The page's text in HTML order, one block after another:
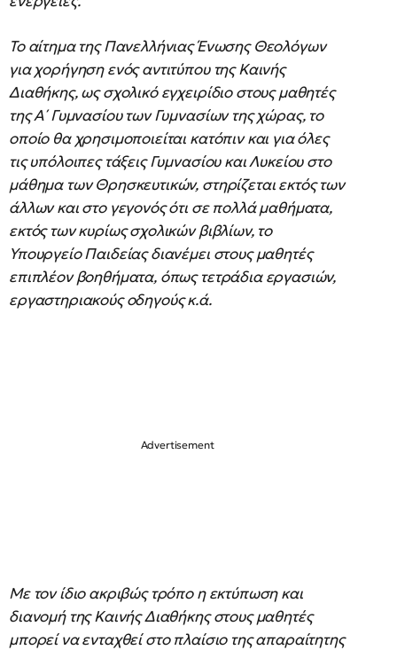
Το αίτημα της Πανελλήνιας Ένωσης Θεολόγων
για χορήγηση ενός αντιτύπου της Καινής
Διαθήκης, ως σχολικό εγχειρίδιο στους μαθητές
της Α΄ Γυμνασίου των Γυμνασίων της χώρας, το
οποίο θα χρησιμοποιείται κατόπιν και για όλες
τις υπόλοιπες τάξεις Γυμνασίου και Λυκείου στο
μάθημα των Θρησκευτικών, στηρίζεται εκτός των
άλλων και στο γεγονός ότι σε πολλά μαθήματα,
εκτός των κυρίως σχολικών βιβλίων, το
Υπουργείο Παιδείας διανέμει στους μαθητές
επιπλέον βοηθήματα, όπως τετράδια εργασιών,
εργαστηριακούς οδηγούς κ.ά.
Με τον ίδιο ακριβώς τρόπο η εκτύπωση και
διανομή της Καινής Διαθήκης στους μαθητές
μπορεί να ενταχθεί στο πλαίσιο της απαραίτητης